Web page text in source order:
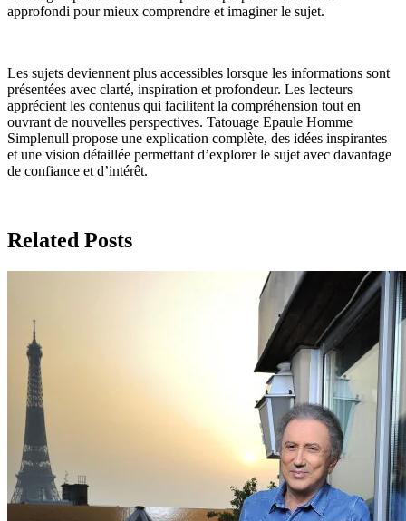
approfondi pour mieux comprendre et imaginer le sujet.
Les sujets deviennent plus accessibles lorsque les informations sont
présentées avec clarté, inspiration et profondeur. Les lecteurs
apprécient les contenus qui facilitent la compréhension tout en
ouvrant de nouvelles perspectives. Tatouage Epaule Homme
Simplenull propose une explication complète, des idées inspirantes
et une vision détaillée permettant d’explorer le sujet avec davantage
de confiance et d’intérêt.
Related Posts